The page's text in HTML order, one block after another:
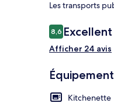
Les transports
Avis
voyageurs
8,68,6 sur 10
Excellent
Afficher 24 avis
Kitchenette